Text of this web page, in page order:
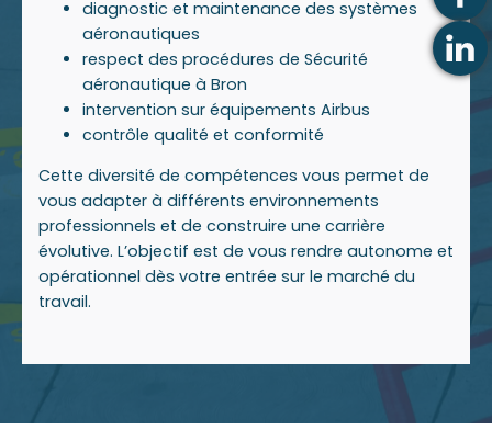
diagnostic et maintenance des systèmes
aéronautiques
respect des procédures de Sécurité
aéronautique à Bron
intervention sur équipements Airbus
contrôle qualité et conformité
Cette diversité de compétences vous permet de
vous adapter à différents environnements
professionnels et de construire une carrière
évolutive. L’objectif est de vous rendre autonome et
opérationnel dès votre entrée sur le marché du
travail.